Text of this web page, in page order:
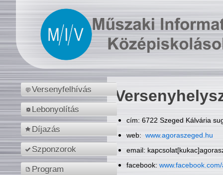
Versenyfelhívás
Lebonyolítás
Díjazás
Szponzorok
Program
cím: 6722 Szeged Kálvária
web: www.agoraszeged.hu
email:
facebook: